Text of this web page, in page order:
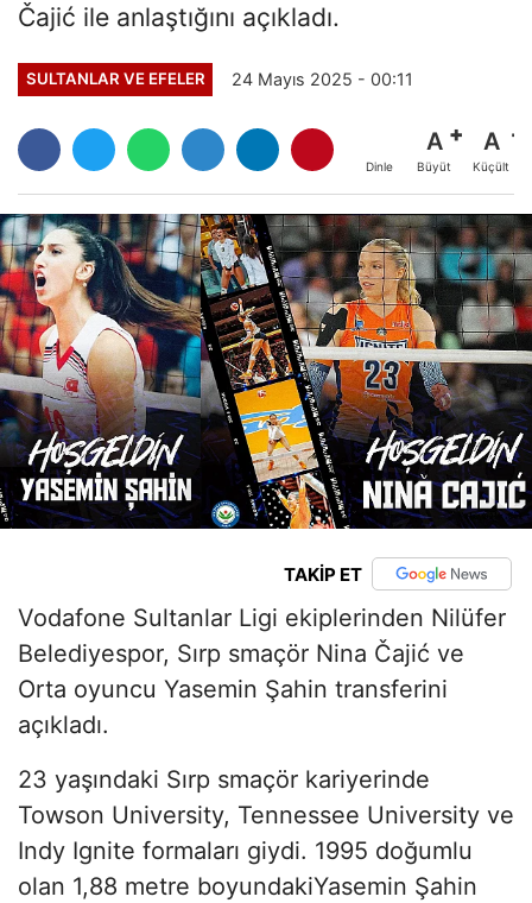
Čajić ile anlaştığını açıkladı.
SULTANLAR VE EFELER 24 Mayıs 2025 - 00:11
Dinle
A
Büyüt
A
Küçült
TAKİP ET
Vodafone Sultanlar Ligi ekiplerinden Nilüfer
Belediyespor, Sırp smaçör Nina Čajić ve
Orta oyuncu Yasemin Şahin transferini
açıkladı.
23 yaşındaki Sırp smaçör kariyerinde
Towson University, Tennessee University ve
Indy Ignite formaları giydi. 1995 doğumlu
olan 1,88 metre boyundakiYasemin Şahin